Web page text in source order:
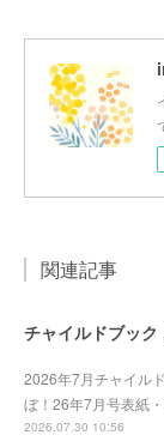
関連記事
2026年7月チャイル
ぼ！26年7月号表紙
2026.07.30 10:56